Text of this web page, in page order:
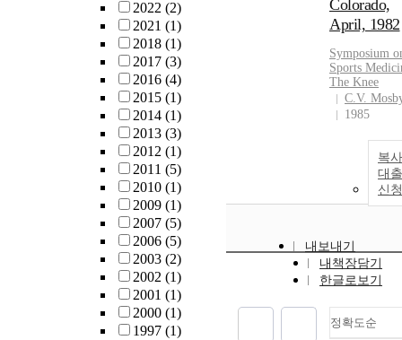
2022 (2)
2021 (1)
2018 (1)
2017 (3)
2016 (4)
2015 (1)
2014 (1)
2013 (3)
2012 (1)
2011 (5)
2010 (1)
2009 (1)
2007 (5)
2006 (5)
2003 (2)
2002 (1)
2001 (1)
2000 (1)
1997 (1)
Colorado,
April, 1982
Symposium
Sports
The Knee
C.V.
1985
복
대출
신청
내보내기
내책장담기
한글로보기
정확도순